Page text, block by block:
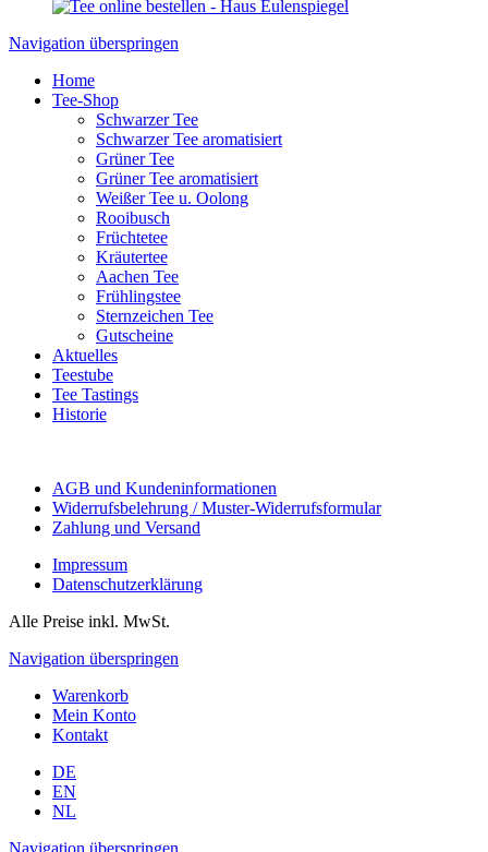
Navigation überspringen
Home
Tee-Shop
Schwarzer Tee
Schwarzer Tee aromatisiert
Grüner Tee
Grüner Tee aromatisiert
Weißer Tee u. Oolong
Rooibusch
Früchtetee
Kräutertee
Aachen Tee
Frühlingstee
Sternzeichen Tee
Gutscheine
Aktuelles
Teestube
Tee Tastings
Historie
AGB und Kundeninformationen
Widerrufsbelehrung / Muster-Widerrufsformular
Zahlung und Versand
Impressum
Datenschutzerklärung
Alle Preise inkl. MwSt.
Navigation überspringen
Warenkorb
Mein Konto
Kontakt
DE
EN
NL
Navigation überspringen